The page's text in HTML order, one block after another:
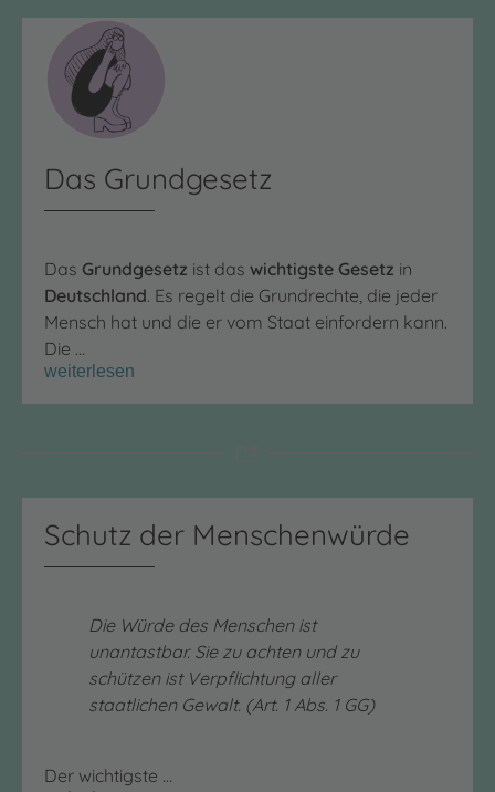
Das Grundgesetz
Das Grundgesetz ist das wichtigste Gesetz in
Deutschland. Es regelt die Grundrechte, die jeder
Mensch hat und die er vom Staat einfordern kann.
Die …
weiterlesen
Schutz der Menschenwürde
Die Würde des Menschen ist
unantastbar. Sie zu achten und zu
schützen ist Verpflichtung aller
staatlichen Gewalt. (Art. 1 Abs. 1 GG)
Der wichtigste …